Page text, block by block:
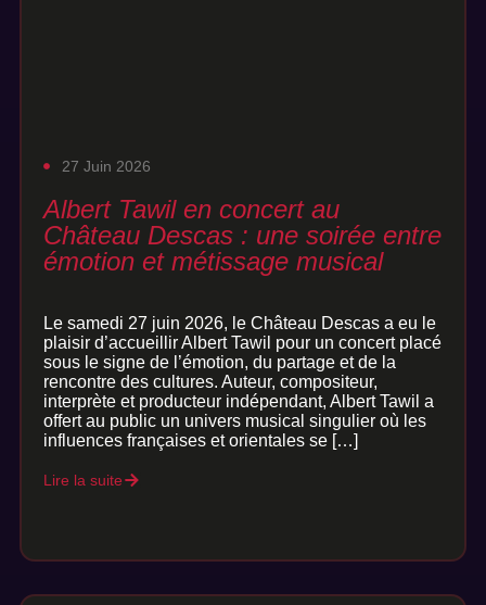
27 Juin 2026
Albert Tawil en concert au
Château Descas : une soirée entre
émotion et métissage musical
Le samedi 27 juin 2026, le Château Descas a eu le
plaisir d’accueillir Albert Tawil pour un concert placé
sous le signe de l’émotion, du partage et de la
rencontre des cultures. Auteur, compositeur,
interprète et producteur indépendant, Albert Tawil a
offert au public un univers musical singulier où les
influences françaises et orientales se […]
Lire la suite